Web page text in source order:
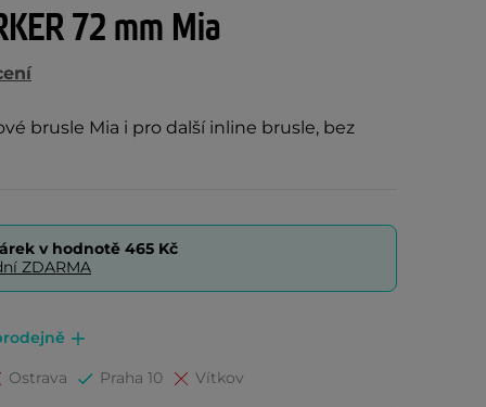
72 mm Mia
brusle Mia i pro další inline brusle, bez
v hodnotě 465 Kč
ZDARMA
Ostrava Praha 10 Vítkov